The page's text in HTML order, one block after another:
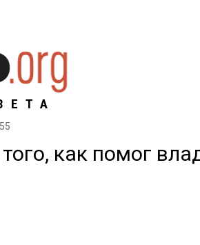
как помог